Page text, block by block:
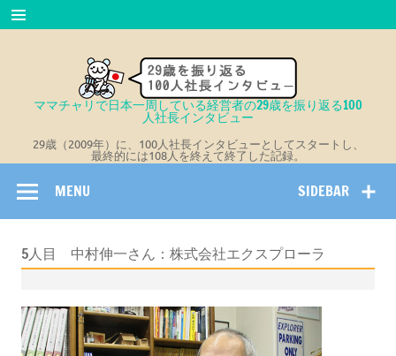
Skip
to
content
ママチャリで日本一周している経営者の29歳を振り返る100
人社長インタビュー
29歳（2009年）に、100人社長インタビューとしてスタートし、
最終的には108人を終えて終了した記録。
SIDEBAR
MENU
5人目 中村伸一さん：株式会社エクスプローラ